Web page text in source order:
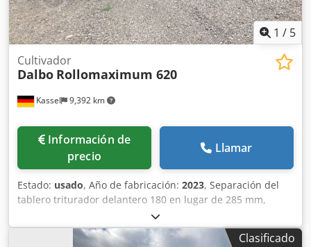
1 / 5
Kassel 9,392 km
Cultivador
Dalbo Rollomaximum 620
Información de
precio
Llamar
Estado: usado, Año de fabricación: 2023, Separación del
tablero triturador delantero 180 en lugar de 285 mm,
aflojador de surcos, freno neumático, eje / para rodillo
trasero / Codpfx Ahsr Ty Nzezoha
Clasificado